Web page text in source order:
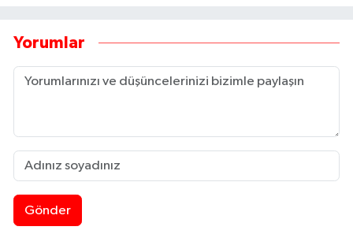
Yorumlar
Gönder